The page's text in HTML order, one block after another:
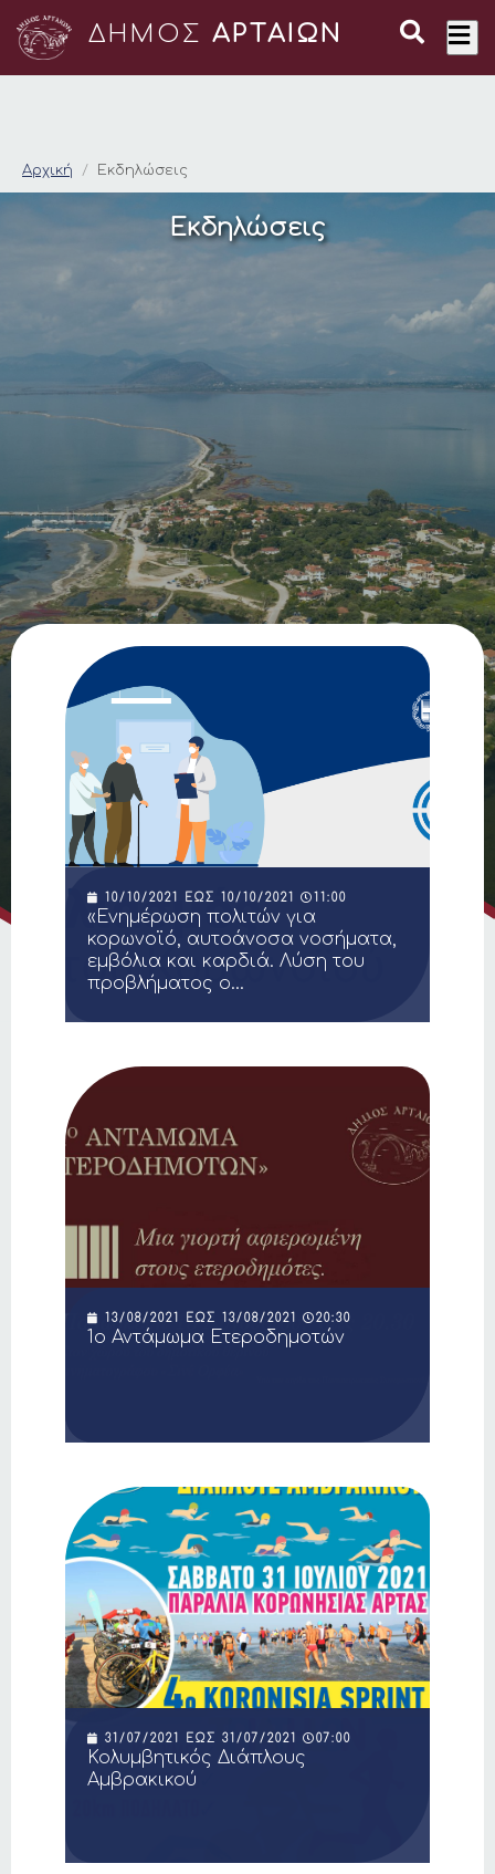
ΔΗΜΟΣ ΑΡΤΑΙΩΝ
Αρχεία: Εκδηλώσεις
Αρχική Εκδηλώσεις
Εκδηλώσεις
10/10/2021 ΈΩΣ 10/10/2021 11:00
«Ενημέρωση πολιτών για
κορωνοϊό, αυτοάνοσα νοσήματα,
εμβόλια και καρδιά. Λύση του
προβλήματος ο…
13/08/2021 ΈΩΣ 13/08/2021 20:30
1ο Αντάμωμα Ετεροδημοτών
31/07/2021 ΈΩΣ 31/07/2021 07:00
Κολυμβητικός Διάπλους
Αμβρακικού